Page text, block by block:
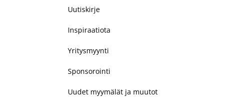
Uutiskirje
Inspiraatiota
Yritysmyynti
Sponsorointi
Uudet myymälät ja muutot